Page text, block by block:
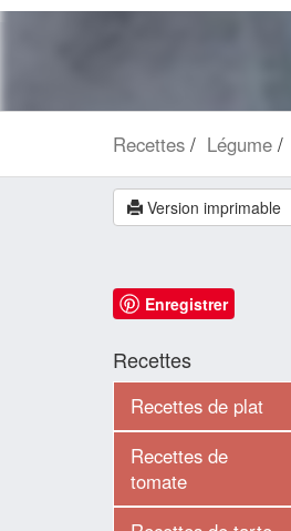
Recettes Légume
Version imprimable
Enregistrer
Recettes
Recettes de plat
Recettes de
tomate